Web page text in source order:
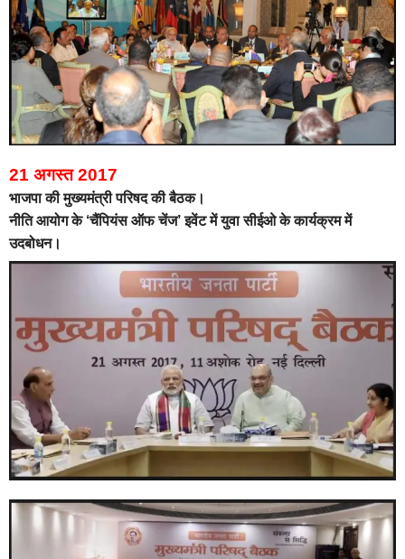
21 अगस्त 2017
भाजपा की मुख्यमंत्री परिषद की बैठक।
नीति आयोग के ‘चैंपियंस ऑफ चेंज’ इवेंट में युवा सीईओ के कार्यक्रम में
उदबोधन।